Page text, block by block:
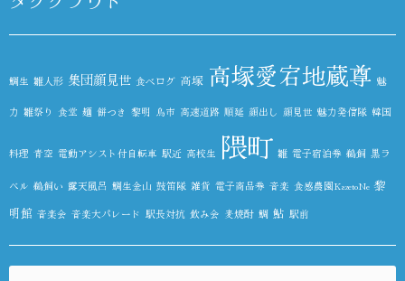
鯛生 雛人形 集団顔見世 食べログ 高塚 高塚愛宕地蔵尊 魅
力 雛祭り 食堂 麺 餅つき 黎明 鳥市 高速道路 順延 顔出し 顔見世 魅力発信隊 韓国
料理 青空 電動アシスト付自転車 駅近 高校生 隈町 雛 電子宿泊券 鵜飼 黒ラ
ベル 鵜飼い 露天風呂 鯛生金山 鼓笛隊 雑貨 電子商品券 音楽 食感農園KazetoNe 黎
明館 音楽会 音楽大パレード 駅長対抗 飲み会 麦焼酎 鯛 鮎 駅前